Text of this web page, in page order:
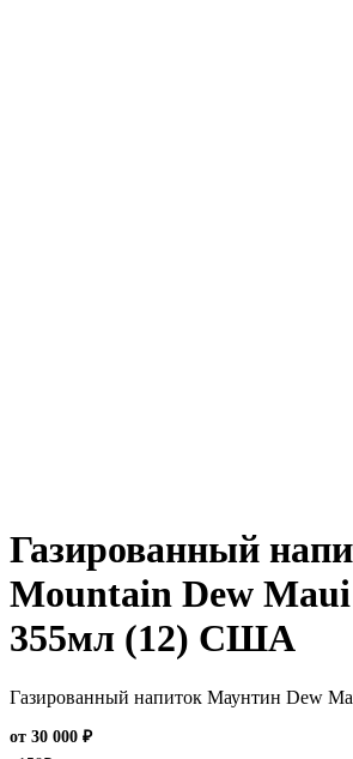
Газированный
Mountain Dew
355мл (12) США
Газированный напиток Маунтин Dew
от 30 000 ₽